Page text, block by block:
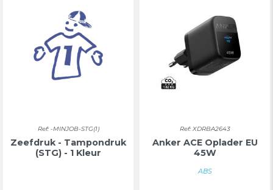
Ref: -MINJOB-STG(1)
Zeefdruk - Tampondruk
(STG) - 1 Kleur
Ref: XDRBA2643
Anker ACE Oplader EU
45W
ABS